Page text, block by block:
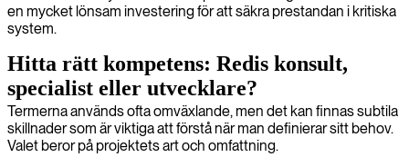
en mycket lönsam investering för att säkra prestandan i kritiska
system.
Hitta rätt kompetens: Redis konsult,
specialist eller utvecklare?
Termerna används ofta omväxlande, men det kan finnas subtila
skillnader som är viktiga att förstå när man definierar sitt behov.
Valet beror på projektets art och omfattning.